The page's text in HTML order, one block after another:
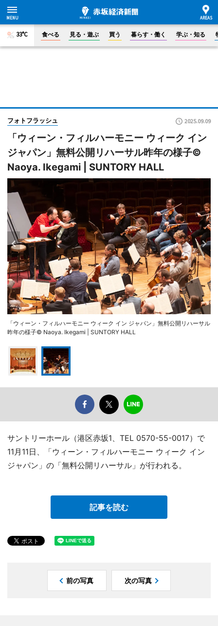
33°C 食べる 見る・遊ぶ 買う 暮らす・働く 学ぶ・知る
フォトフラッシュ 2025.09.09
「ウィーン・フィルハーモニー ウィーク イン
ジャパン」無料公開リハーサル昨年の様子©
Naoya. Ikegami | SUNTORY HALL
「ウィーン・フィルハーモニー ウィーク イン ジャパン」無料公開リハーサル
昨年の様子© Naoya. Ikegami | SUNTORY HALL
サントリーホール（港区赤坂1、TEL 0570-55-0017）で
11月11日、「ウィーン・フィルハーモニー ウィーク イン
ジャパン」の「無料公開リハーサル」が行われる。
記事を読む
前の写真 次の写真